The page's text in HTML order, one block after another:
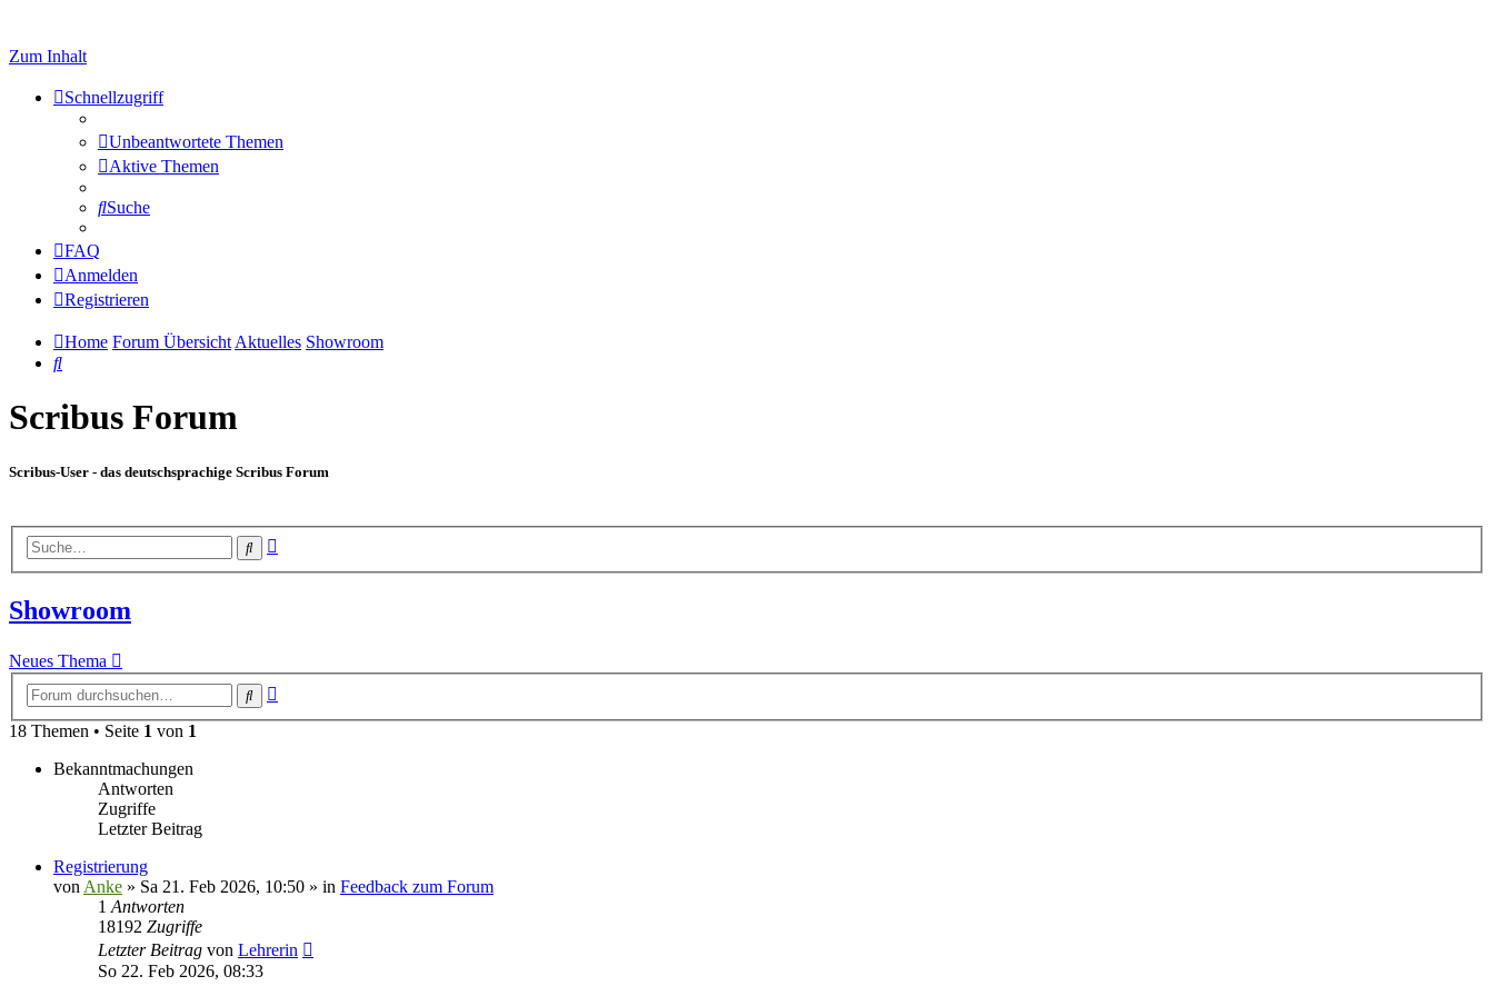
Zum Inhalt
Schnellzugriff
Unbeantwortete Themen
Aktive Themen
Suche
FAQ
Anmelden
Registrieren
Home Forum Übersicht Aktuelles Showroom
Suche
Scribus Forum
Scribus-User - das deutschsprachige Scribus Forum
Suche
Showroom
Neues Thema
Suche
18 Themen • Seite 1 von 1
Bekanntmachungen
Antworten
Zugriffe
Letzter Beitrag
Registrierung
von Anke » Sa 21. Feb 2026, 10:50 » in Feedback zum Forum
1 Antworten
18192 Zugriffe
Letzter Beitrag von Lehrerin
So 22. Feb 2026, 08:33